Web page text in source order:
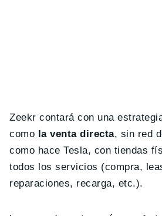
Zeekr contará con una
como la venta directa, sin red
como hace Tesla, con tiendas
todos los servicios (compra,
reparaciones, recarga, etc.).